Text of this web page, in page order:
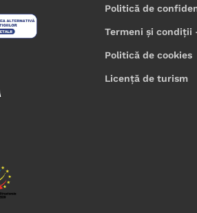
Politică de
Termeni și condiții
Politică de cookies
Licență de turism